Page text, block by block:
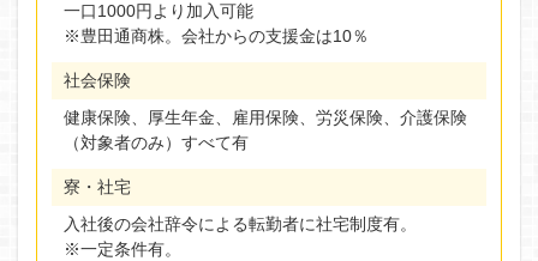
一口1000円より加入可能
※豊田通商株。会社からの支援金は10％
社会保険
健康保険、厚生年金、雇用保険、労災保険、介護保険
（対象者のみ）すべて有
寮・社宅
入社後の会社辞令による転勤者に社宅制度有。
※一定条件有。